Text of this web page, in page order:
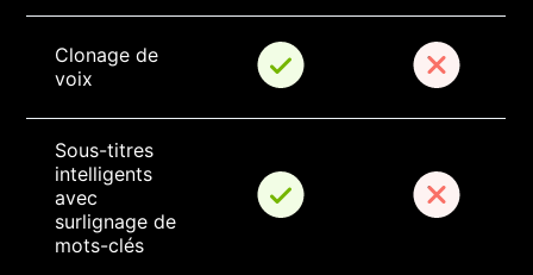
Clonage de
voix
Sous-titres
intelligents
avec
surlignage de
mots-clés